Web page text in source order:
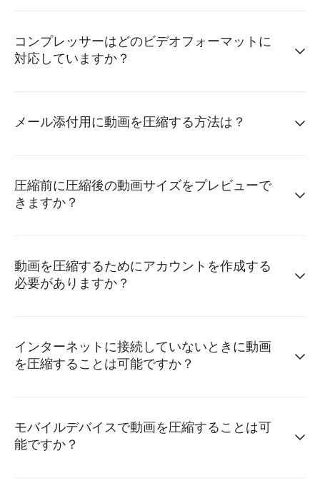
コンプレッサーはどのビデオフォーマットに
対応していますか？
メール添付用に動画を圧縮する方法は？
圧縮前に圧縮後の動画サイズをプレビューで
きますか？
動画を圧縮するためにアカウントを作成する
必要がありますか？
インターネットに接続していないときに動画
を圧縮することは可能ですか？
モバイルデバイスで動画を圧縮することは可
能ですか？